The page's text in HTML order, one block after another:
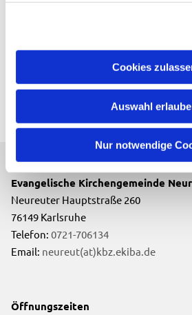
Cookies
Auswahl
Nur notwendige
Evangelische Kirchengemeinde
Neureuter Hauptstraße 260
76149 Karlsruhe
Telefon: 0721-706134
Email: neureut(at)kbz.ekiba.de
Öffnungszeiten